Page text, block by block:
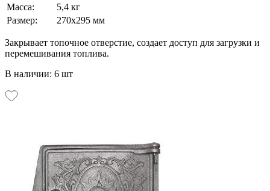
Масса:
5,4 кг
Размер:
270х295 мм
Закрывает топочное отверстие, создает доступ для загрузки и
перемешивания топлива.
В наличии: 6 шт